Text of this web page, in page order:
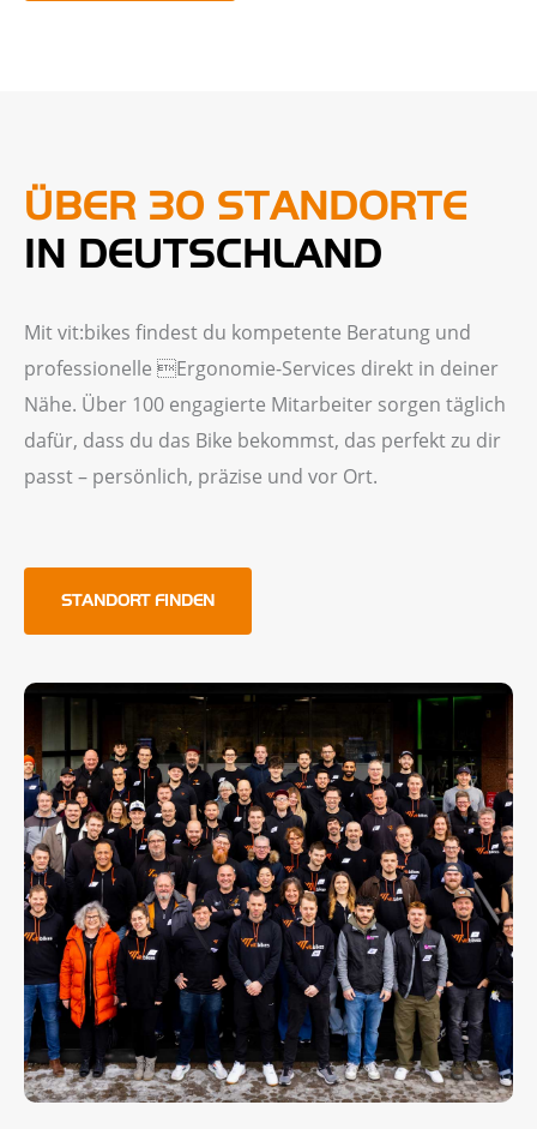
ÜBER 30 STANDORTE
IN DEUTSCHLAND
Mit vit:bikes findest du kompetente Beratung und
professionelle Ergonomie-Services direkt in deiner
Nähe. Über 100 engagierte Mitarbeiter sorgen täglich
dafür, dass du das Bike bekommst, das perfekt zu dir
passt – persönlich, präzise und vor Ort.
STANDORT FINDEN